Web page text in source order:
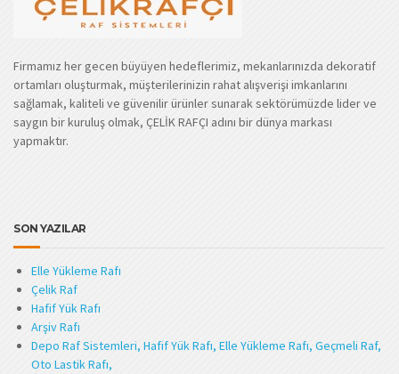
Firmamız her gecen büyüyen hedeflerimiz, mekanlarınızda dekoratif
ortamları oluşturmak, müşterilerinizin rahat alışverişi imkanlarını
sağlamak, kaliteli ve güvenilir ürünler sunarak sektörümüzde lider ve
saygın bir kuruluş olmak, ÇELİK RAFÇI adını bir dünya markası
yapmaktır.
SON YAZILAR
Elle Yükleme Rafı
Çelik Raf
Hafif Yük Rafı
Arşiv Rafı
Depo Raf Sistemleri, Hafif Yük Rafı, Elle Yükleme Rafı, Geçmeli Raf,
Oto Lastik Rafı,